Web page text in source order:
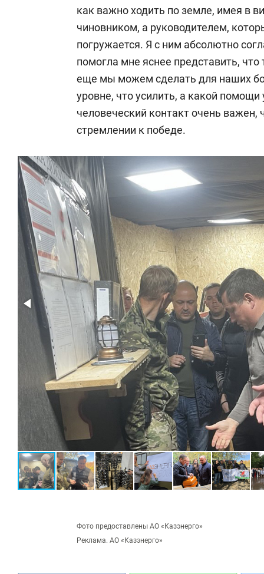
как важно ходить по земле, имея в
чиновником, а руководителем,
погружается. Я с ним абсолютно
помогла мне яснее представить,
еще мы можем сделать для наших
уровне, что усилить, а какой
человеческий контакт очень
стремлении к победе.
Фото предоставлены АО «Казэнерго»
Реклама. АО «Казэнерго»